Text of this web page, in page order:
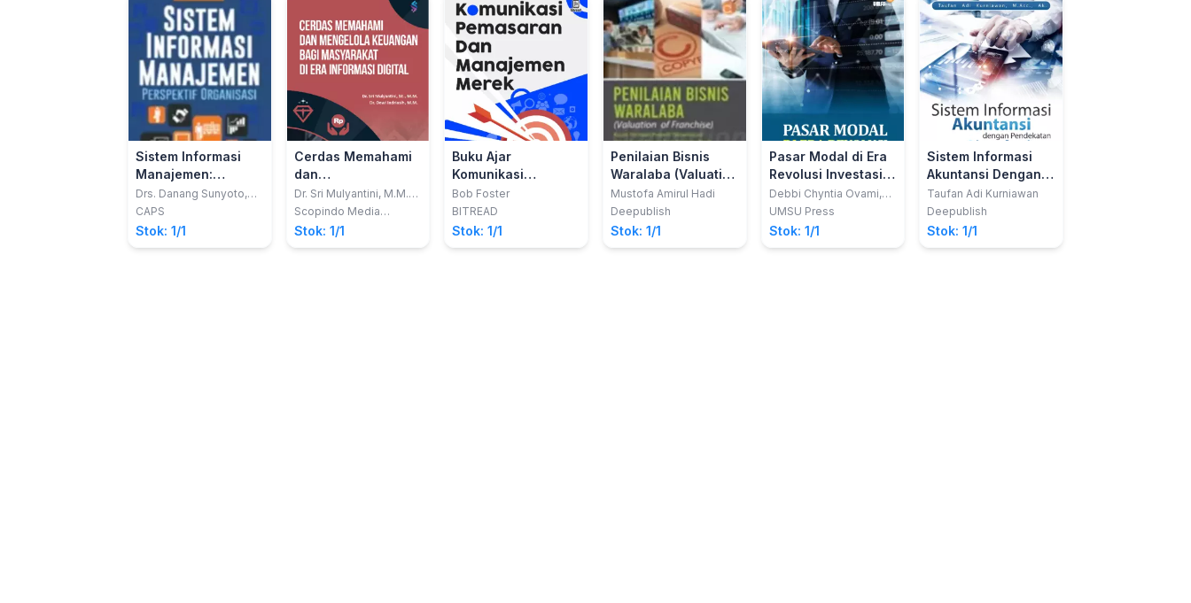
Sistem Informasi
Manajemen:
Perspektif
Organisasi
Drs. Danang Sunyoto,
S.H., S.E., M.M.
CAPS
Stok: 1/1
Cerdas Memahami
dan
mengelolakeuangan
bagi masyarakat dI
EraInformasi Digital
Dr. Sri Mulyantini, M.M.
Dr. Dewi Indriasih, M.M.
Scopindo Media
Pustaka
Stok: 1/1
Buku Ajar
Komunikasi
Pemasaran dan
Manajemen Merek
Bob Foster
BITREAD
Stok: 1/1
Penilaian Bisnis
Waralaba (Valuation
of Franchise) Kajian
Penilaian Properti
Takberwujud dalam
Suatu Konsep Teori
Mustofa Amirul Hadi
Deepublish
Stok: 1/1
Pasar Modal di Era
Revolusi Investasi
4.0
Debbi Chyntia Ovami,
S.Pd. M. Si
UMSU Press
Stok: 1/1
Sistem Informasi
Akuntansi Dengan
Pendekatan
Simulasi
Taufan Adi Kurniawan
Deepublish
Stok: 1/1